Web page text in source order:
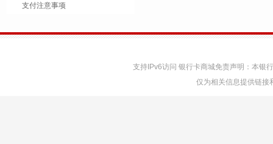
支付注意事项
支持IPv6访问 银行卡商城免责声明：本银
仅为相关信息提供链接